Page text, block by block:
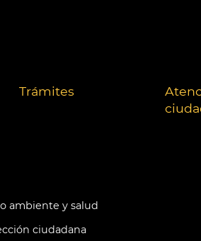
Trámites
ambiente y salud
ciudadana